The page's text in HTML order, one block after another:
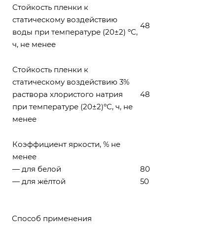
Стойкость пленки к
статическому воздействию
воды при температуре (20±2) ºС,
ч, не менее
48
Стойкость пленки к
статическому воздействию 3%
раствора хлористого натрия
при температуре (20±2)ºС, ч, не
менее
48
Коэффициент яркости, % не
менее
— для белой
— для жёлтой
80
50
Способ применения